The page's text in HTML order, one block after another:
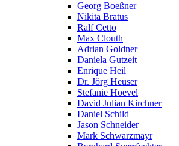
Georg Boeßner
Nikita Bratus
Ralf Cetto
Max Clouth
Adrian Goldner
Daniela Gutzeit
Enrique Heil
Dr. Jörg Heuser
Stefanie Hoevel
David Julian Kirchner
Daniel Schild
Jason Schneider
Mark Schwarzmayr